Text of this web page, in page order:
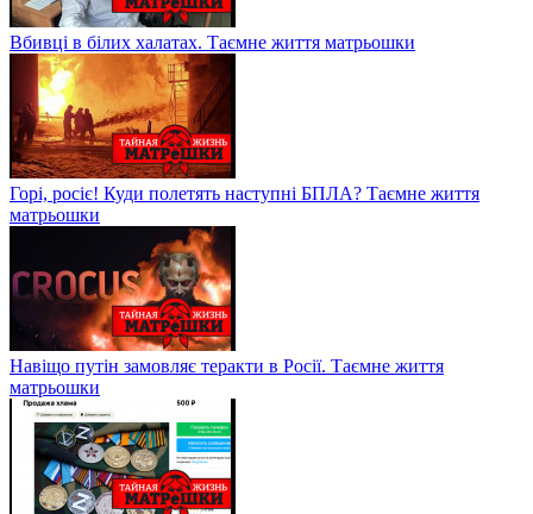
Вбивці в білих халатах. Таємне життя матрьошки
Горі, росіє! Куди полетять наступні БПЛА? Таємне життя
матрьошки
Навіщо путін замовляє теракти в Росії. Таємне життя
матрьошки